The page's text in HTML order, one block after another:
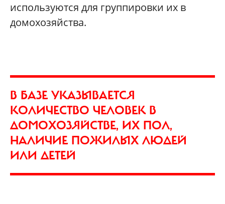
используются для группировки их в
домохозяйства.
В БАЗЕ УКАЗЫВАЕТСЯ
КОЛИЧЕСТВО ЧЕЛОВЕК В
ДОМОХОЗЯЙСТВЕ, ИХ ПОЛ,
НАЛИЧИЕ ПОЖИЛЫХ ЛЮДЕЙ
ИЛИ ДЕТЕЙ